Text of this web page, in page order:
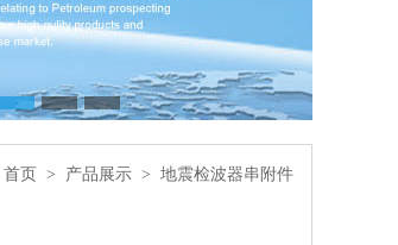
首页 > 产品展示 > 地震检波器串附件